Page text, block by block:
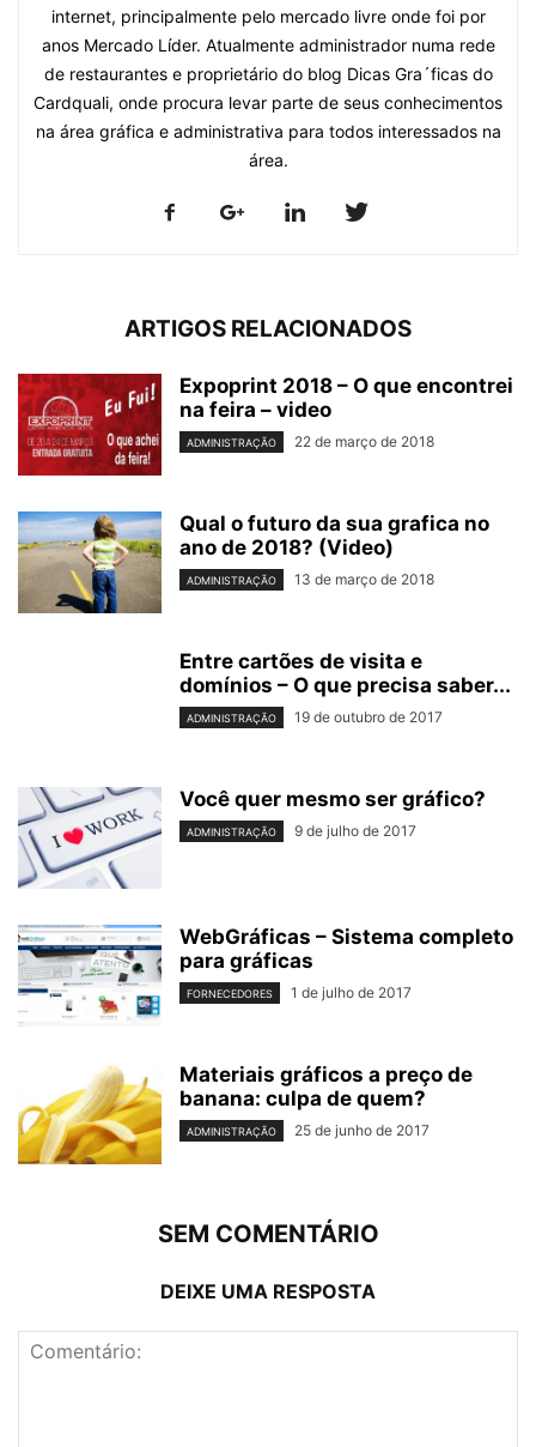
internet, principalmente pelo mercado livre onde foi por
anos Mercado Líder. Atualmente administrador numa rede
de restaurantes e proprietário do blog Dicas Gra´ficas do
Cardquali, onde procura levar parte de seus conhecimentos
na área gráfica e administrativa para todos interessados na
área.
ARTIGOS RELACIONADOS
Expoprint 2018 – O que encontrei
na feira – video
ADMINISTRAÇÃO 22 de março de 2018
Qual o futuro da sua grafica no
ano de 2018? (Video)
ADMINISTRAÇÃO 13 de março de 2018
Entre cartões de visita e
domínios – O que precisa saber...
ADMINISTRAÇÃO 19 de outubro de 2017
Você quer mesmo ser gráfico?
ADMINISTRAÇÃO 9 de julho de 2017
WebGráficas – Sistema completo
para gráficas
FORNECEDORES 1 de julho de 2017
Materiais gráficos a preço de
banana: culpa de quem?
ADMINISTRAÇÃO 25 de junho de 2017
SEM COMENTÁRIO
DEIXE UMA RESPOSTA